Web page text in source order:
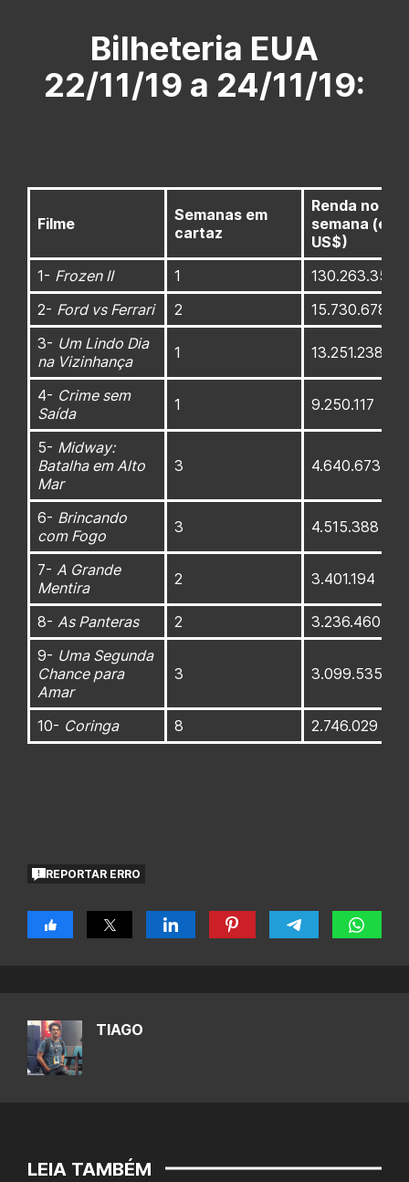
Bilheteria EUA
22/11/19 a 24/11/19:
Filme
Semanas em
cartaz
Renda no fim
semana (em
US$)
1- Frozen II 1
130.263.358
2- Ford vs Ferrari 2
15.730.678
3- Um Lindo Dia
na Vizinhança
1 13.251.238
4- Crime sem
Saída
1 9.250.117
5- Midway:
Batalha em Alto
Mar
3 4.640.673
6- Brincando
com Fogo
3 4.515.388
7- A Grande
Mentira
2 3.401.194
8- As Panteras 2
3.236.460
9- Uma Segunda
Chance para
Amar
3 3.099.535
10- Coringa 8 2.746.029
REPORTAR ERRO
TIAGO
LEIA TAMBÉM